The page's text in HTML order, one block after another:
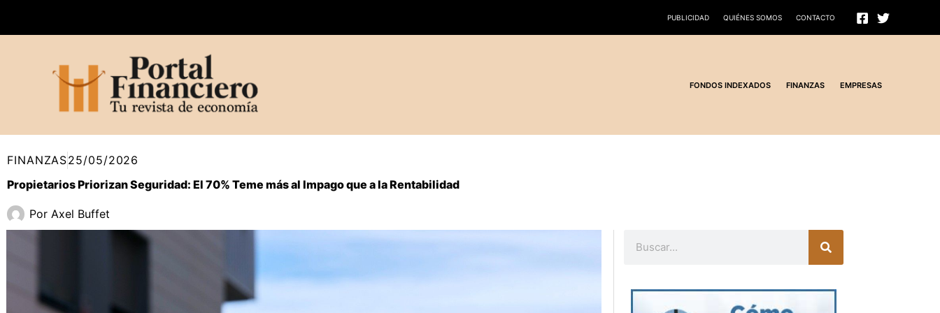
PUBLICIDAD QUIÉNES SOMOS CONTACTO
FONDOS INDEXADOS FINANZAS EMPRESAS
FINANZAS25/05/2026
Propietarios Priorizan Seguridad: El 70% Teme más al Impago que a la Rentabilidad
Por Axel Buffet